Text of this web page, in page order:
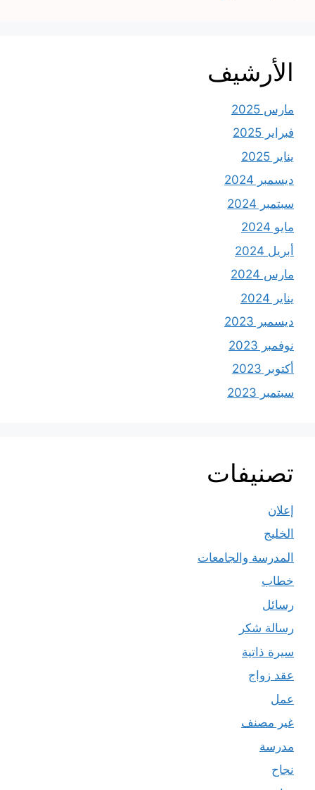
الأرشيف
مارس 2025
فبراير 2025
يناير 2025
ديسمبر 2024
سبتمبر 2024
مايو 2024
أبريل 2024
مارس 2024
يناير 2024
ديسمبر 2023
نوفمبر 2023
أكتوبر 2023
سبتمبر 2023
تصنيفات
إعلان
الخليج
المدرسة والجامعات
خطاب
رسائل
رسالة شكر
سيرة ذاتية
عقد زواج
عمل
غير مصنف
مدرسة
نجاح